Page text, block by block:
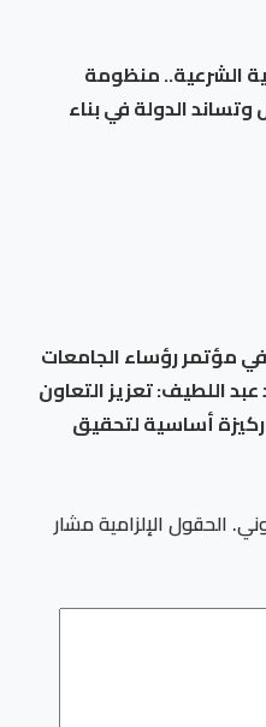
الشرعية.. منظومة
الدولة في بناء
في مؤتمر رؤساء الجامعات
اللطيف: تعزيز التعاون
أساسية لتحقيق
الحقول الإلزامية مشار